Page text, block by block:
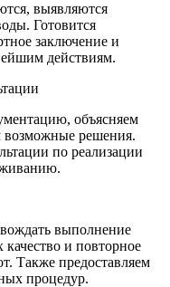
выявляются
Готовится
заключение и
действиям.
объясняем
возможные решения.
по реализации
выполнение
и повторное
Также предоставляем
процедур.